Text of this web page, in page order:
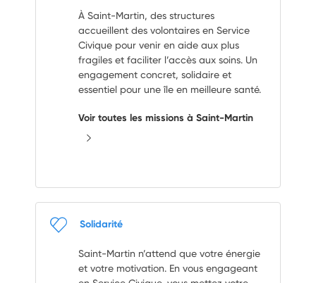
À Saint-Martin, des structures
accueillent des volontaires en Service
Civique pour venir en aide aux plus
fragiles et faciliter l’accès aux soins. Un
engagement concret, solidaire et
essentiel pour une île en meilleure santé.
Voir toutes les missions à Saint-Martin
Solidarité
Saint-Martin n’attend que votre énergie
et votre motivation. En vous engageant